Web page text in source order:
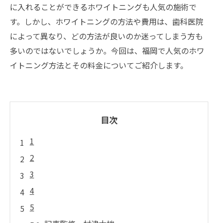
に入れることができるホワイトニングも人気の施術で
す。しかし、ホワイトニングの方法や費用は、歯科医院
によって異なり、どの方法が良いのか迷ってしまう方も
多いのではないでしょうか。今回は、福岡で人気のホワ
イトニング方法とその料金についてご紹介します。
目次
1
2
3
4
5